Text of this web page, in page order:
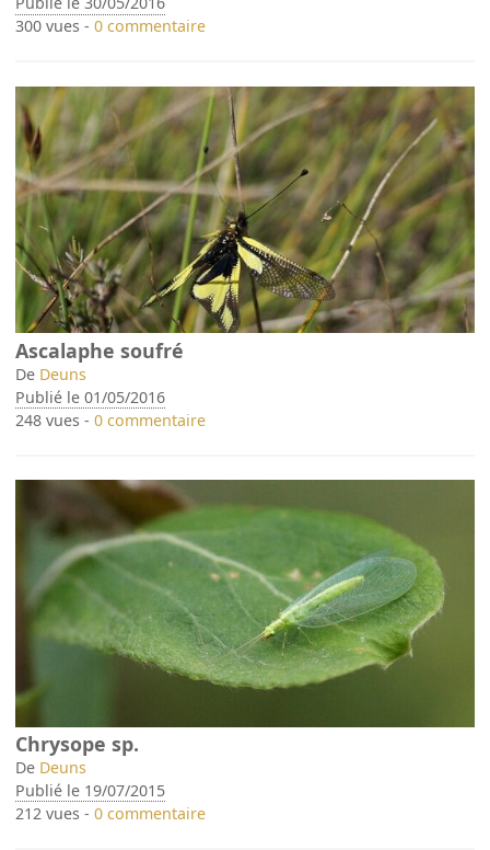
300 vues -0 commentaire
Ascalaphe soufré
De Deuns
Publié le 01/05/2016
248 vues -0 commentaire
Chrysope sp.
De Deuns
Publié le 19/07/2015
212 vues -0 commentaire